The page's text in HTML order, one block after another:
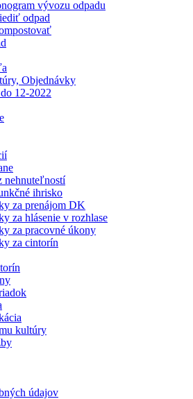
vývozu odpadu
odpad
Objednávky
12-2022
nehnuteľností
ihrisko
za prenájom DK
za hlásenie v rozhlase
za pracovné úkony
za cintorín
kultúry
údajov